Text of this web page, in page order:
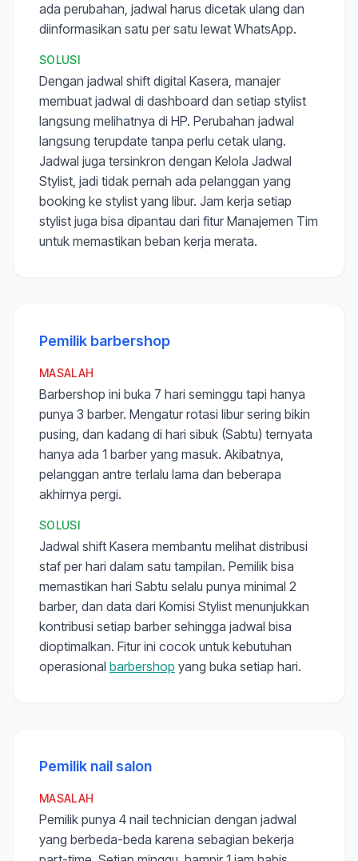
ada perubahan, jadwal harus dicetak ulang dan
diinformasikan satu per satu lewat WhatsApp.
SOLUSI
Dengan jadwal shift digital Kasera, manajer
membuat jadwal di dashboard dan setiap stylist
langsung melihatnya di HP. Perubahan jadwal
langsung terupdate tanpa perlu cetak ulang.
Jadwal juga tersinkron dengan Kelola Jadwal
Stylist, jadi tidak pernah ada pelanggan yang
booking ke stylist yang libur. Jam kerja setiap
stylist juga bisa dipantau dari fitur Manajemen Tim
untuk memastikan beban kerja merata.
Pemilik barbershop
MASALAH
Barbershop ini buka 7 hari seminggu tapi hanya
punya 3 barber. Mengatur rotasi libur sering bikin
pusing, dan kadang di hari sibuk (Sabtu) ternyata
hanya ada 1 barber yang masuk. Akibatnya,
pelanggan antre terlalu lama dan beberapa
akhirnya pergi.
SOLUSI
Jadwal shift Kasera membantu melihat distribusi
staf per hari dalam satu tampilan. Pemilik bisa
memastikan hari Sabtu selalu punya minimal 2
barber, dan data dari Komisi Stylist menunjukkan
kontribusi setiap barber sehingga jadwal bisa
dioptimalkan. Fitur ini cocok untuk kebutuhan
operasional barbershop yang buka setiap hari.
Pemilik nail salon
MASALAH
Pemilik punya 4 nail technician dengan jadwal
yang berbeda-beda karena sebagian bekerja